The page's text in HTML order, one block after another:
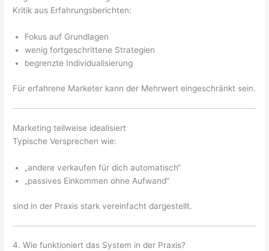
Kritik aus Erfahrungsberichten:
Fokus auf Grundlagen
wenig fortgeschrittene Strategien
begrenzte Individualisierung
Für erfahrene Marketer kann der Mehrwert eingeschränkt sein.
Marketing teilweise idealisiert
Typische Versprechen wie:
„andere verkaufen für dich automatisch“
„passives Einkommen ohne Aufwand“
sind in der Praxis stark vereinfacht dargestellt.
4. Wie funktioniert das System in der Praxis?